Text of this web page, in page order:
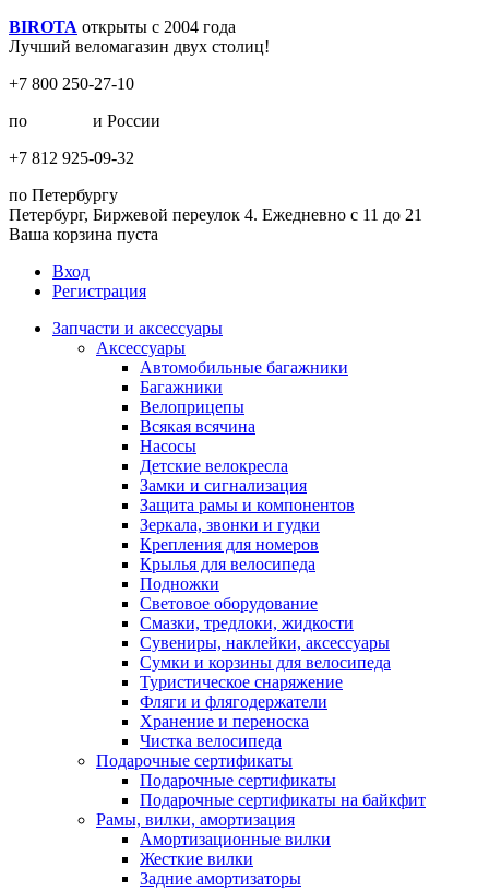
BIROTA открыты с 2004 года
Лучший веломагазин двух столиц!
+7 800 250-27-10
по
и России
+7 812 925-09-32
по Петербургу
Петербург, Биржевой переулок 4. Ежедневно с 11 до 21
Ваша корзина пуста
Вход
Регистрация
Запчасти и аксессуары
Аксессуары
Автомобильные багажники
Багажники
Велоприцепы
Всякая всячина
Насосы
Детские велокресла
Замки и сигнализация
Защита рамы и компонентов
Зеркала, звонки и гудки
Крепления для номеров
Крылья для велосипеда
Подножки
Световое оборудование
Смазки, тредлоки, жидкости
Сувениры, наклейки, аксессуары
Сумки и корзины для велосипеда
Туристическое снаряжение
Фляги и флягодержатели
Хранение и переноска
Чистка велосипеда
Подарочные сертификаты
Подарочные сертификаты
Подарочные сертификаты на байкфит
Рамы, вилки, амортизация
Амортизационные вилки
Жесткие вилки
Задние амортизаторы